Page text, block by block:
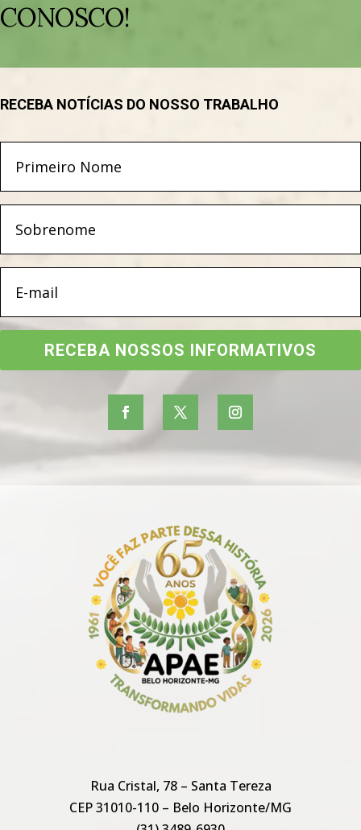
CONOSCO!
RECEBA NOTÍCIAS DO NOSSO TRABALHO
RECEBA NOSSOS INFORMATIVOS
Rua Cristal, 78 – Santa Tereza
CEP 31010-110 – Belo Horizonte/MG